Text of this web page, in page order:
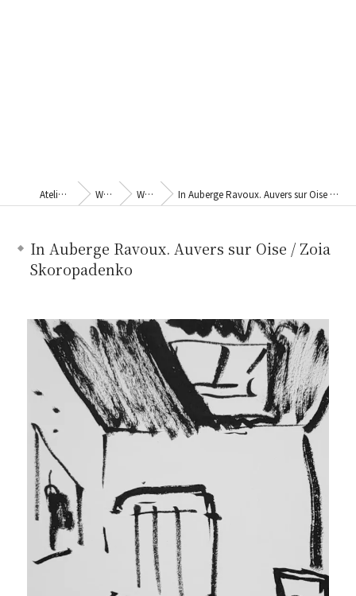
Atelier Kina Works Works In Auberge Ravoux. Auvers sur Oise / Zoia Skoropadenko
In Auberge Ravoux. Auvers sur Oise / Zoia
Skoropadenko